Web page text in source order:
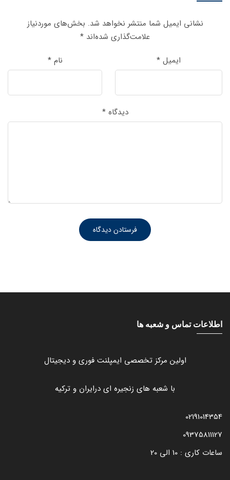
نشانی ایمیل شما منتشر نخواهد شد. بخش‌های موردنیاز
علامت‌گذاری شده‌اند *
نام* ایمیل *
دیدگاه*
اطلاعات تماس و شعبه ها
اولین مرکز تخصصی ایمپلنت فوری و دیجیتال
با شعبه های زنجیره ای درایران و ترکیه
02191014354
09375811127
ساعات کاری : 10 الی 20